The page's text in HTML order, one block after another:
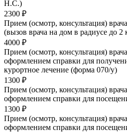
Н.С.)
2300 ₽
Прием (осмотр, консультация)
(вызов врача на дом в радиусе до 2
4000 ₽
Прием (осмотр, консультация)
оформлением справки для
курортное лечение (форма 070/у)
1300 ₽
Прием (осмотр, консультация)
оформлением справки для
1300 ₽
Прием (осмотр, консультация)
оформлением справки для